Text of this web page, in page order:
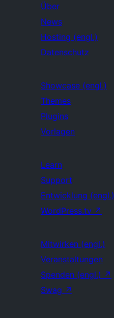
Über
News
Hosting (engl.)
Datenschutz
Showcase (engl.)
Themes
Plugins
Vorlagen
Learn
Support
Entwicklung (engl.)
WordPress.tv ↗
Mitwirken (engl.)
Veranstaltungen
Spenden (engl.) ↗
Swag ↗